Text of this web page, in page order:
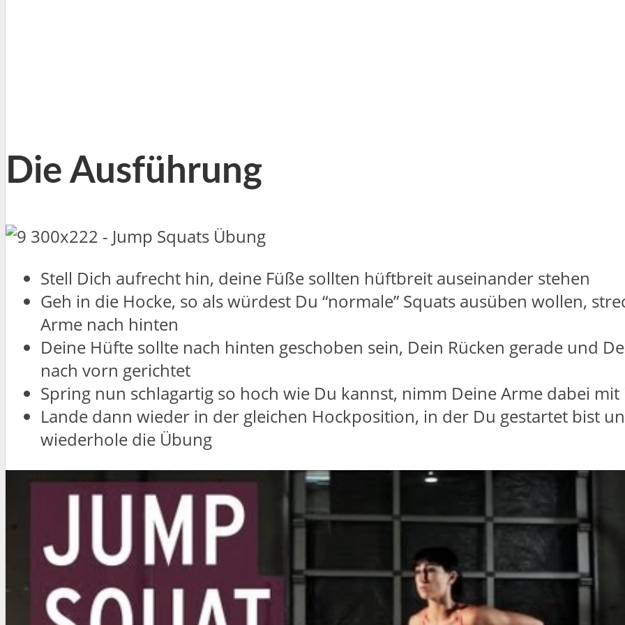
Die Ausführung
Stell Dich aufrecht hin, deine Füße sollten hüftbreit auseinander stehen
Geh in die Hocke, so als würdest Du “normale” Squats ausüben wollen,
Arme nach hinten
Deine Hüfte sollte nach hinten geschoben sein, Dein Rücken gerade und
nach vorn gerichtet
Spring nun schlagartig so hoch wie Du kannst, nimm Deine Arme dabei
Lande dann wieder in der gleichen Hockposition, in der Du gestartet bist
wiederhole die Übung